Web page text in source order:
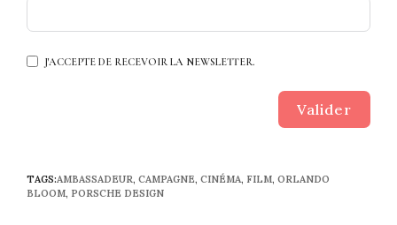
J'ACCEPTE DE RECEVOIR LA NEWSLETTER.
Valider
TAGS:AMBASSADEUR, CAMPAGNE, CINÉMA, FILM, ORLANDO
BLOOM, PORSCHE DESIGN